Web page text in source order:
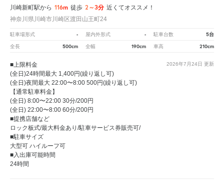
川崎新町駅から 116m 徒歩 2～3分 近くてオススメ！
神奈川県川崎市川崎区渡田山王町24
駐車場形式 - 屋内外形式 - 駐車台数 5台
全長 500cm 全幅 190cm 車高 210cm
2026年7月24日 更新
■上限料金
(全日)24時間最大 1,400円(繰り返し可)
(全日)夜間最大 22:00〜8:00 500円(繰り返し可)
【通常駐車料金】
(全日) 8:00〜22:00 30分/200円
(全日) 22:00〜8:00 60分/200円
■提携店舗など
ロック板式/最大料金あり/駐車サービス券販売可/
■駐車サイズ
大型可 ハイルーフ可
■入出庫可能時間
24時間